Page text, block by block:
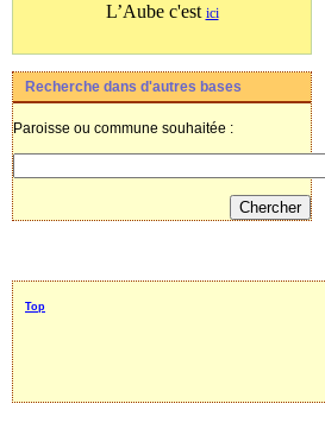
L’Aube c'est ici
Recherche dans d'autres bases
Paroisse ou commune souhaitée :
Top